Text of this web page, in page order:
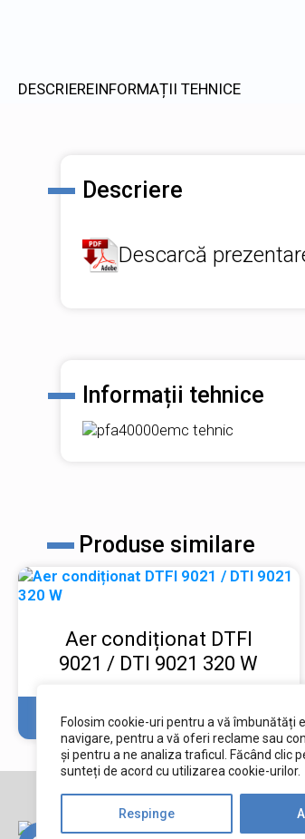
Folosim cookie-uri pentru a vă îmbunătăți
navigare, pentru a vă oferi reclame sau
și pentru a ne analiza traficul. Făcând clic
sunteți de acord cu utilizarea cookie-urilor.
Respinge
DESCRIEREINFORMAȚII TEHNICE
Descriere
Descarcă
Informații tehnice
Produse similare
Aer condiționat DTFI
9021 / DTI 9021 320 W
VEZI MAI MULT